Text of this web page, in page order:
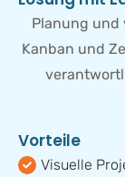
Planung und
Kanban und
Vorteile
Visuelle